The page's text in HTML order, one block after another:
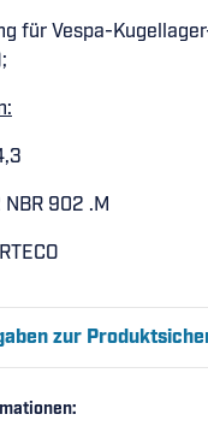
für Vespa-
902 .M
zur